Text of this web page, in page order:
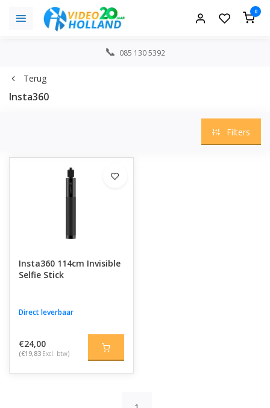
0
085 130 5392
Terug
Insta360
Filters
Insta360 114cm Invisible
Selfie Stick
Direct leverbaar
€24,00
(€19,83 Excl. btw)